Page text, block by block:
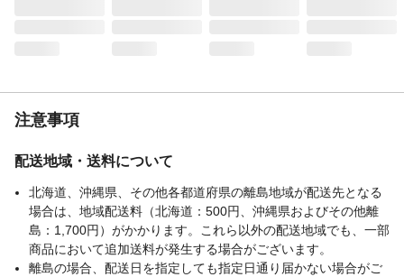
注意事項
配送地域・送料について
北海道、沖縄県、その他各都道府県の離島地域が配送先となる
場合は、地域配送料（北海道：500円、沖縄県およびその他離
島：1,700円）がかかります。これら以外の配送地域でも、一部
商品において追加送料が発生する場合がございます。
離島の場合、配送日を指定しても指定日通り届かない場合がご